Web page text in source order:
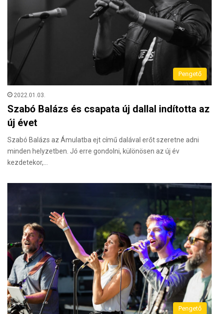
Pengető
2022.01.03.
Szabó Balázs és csapata új dallal indította az
új évet
Szabó Balázs az Ámulatba ejt című dalával erőt szeretne adni
minden helyzetben. Jó erre gondolni, különösen az új év
kezdetekor,…
Pengető